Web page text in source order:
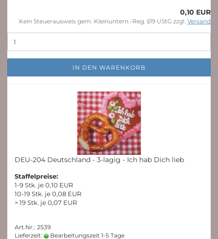
0,10 EUR
Kein Steuerausweis gem. Kleinuntern.-Reg. §19 UStG zzgl. Versand
IN DEN WARENKORB
DEU-204 Deutschland - 3-lagig - Ich hab Dich lieb
Staffelpreise:
1-9 Stk. je 0,10 EUR
10-19 Stk. je 0,08 EUR
> 19 Stk. je 0,07 EUR
Art.Nr.: 2539
Lieferzeit:
Bearbeitungszeit 1-5 Tage